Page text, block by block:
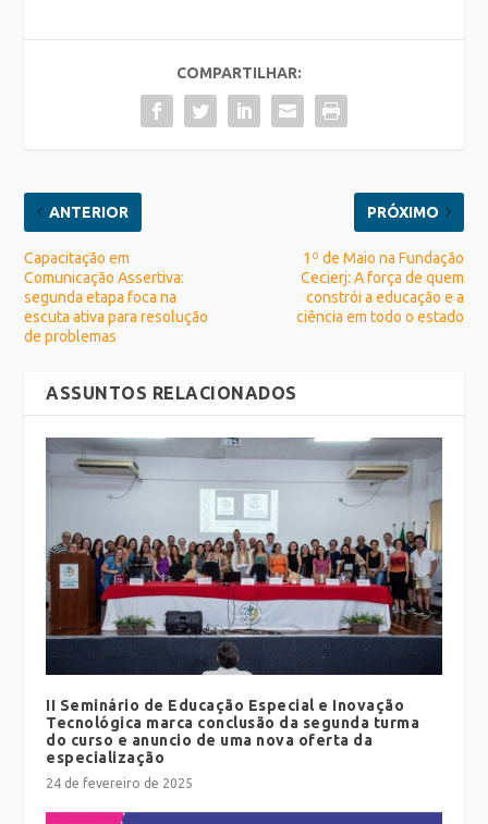
COMPARTILHAR:
ANTERIOR
Capacitação em
Comunicação Assertiva:
segunda etapa foca na
escuta ativa para resolução
de problemas
PRÓXIMO
1º de Maio na Fundação
Cecierj: A força de quem
constrói a educação e a
ciência em todo o estado
ASSUNTOS RELACIONADOS
II Seminário de Educação Especial e Inovação
Tecnológica marca conclusão da segunda turma
do curso e anuncio de uma nova oferta da
especialização
24 de fevereiro de 2025